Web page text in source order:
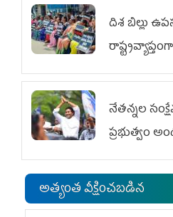
దిశ బిల్లు
విభాగం
నేతన్నల
ప్రభుత్వం
అత్యంత వీక్షించబడిన